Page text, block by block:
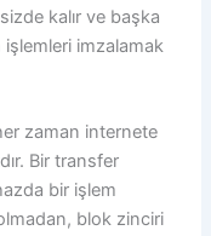
kalır ve başka
işlemleri imzalamak
zaman internete
Bir transfer
bir işlem
blok zinciri